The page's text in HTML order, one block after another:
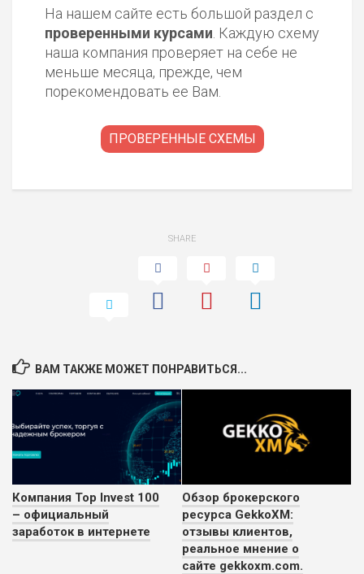
На нашем сайте есть большой раздел с
проверенными курсами. Каждую схему
наша компания проверяет на себе не
меньше месяца, прежде, чем
порекомендовать ее Вам.
ПРОВЕРЕННЫЕ СХЕМЫ
SHARE
ВАМ ТАКЖЕ МОЖЕТ ПОНРАВИТЬСЯ...
Компания Top Invest 100
– официальный
заработок в интернете
Обзор брокерского
ресурса GekkoXM:
отзывы клиентов,
реальное мнение о
сайте gekkoxm.com.